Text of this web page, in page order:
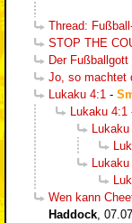
Thread:
STOP THE
Der
Jo, so machtet
Lukaku 4:1 -
Lukaku 4:1
Wen kann
Haddock,